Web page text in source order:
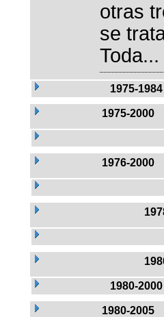
otras
se
Toda...
1975-1984
1975-2000
1976-2000
1980-2000
1980-2005